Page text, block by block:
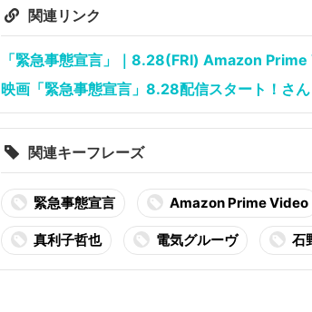
関連リンク
「緊急事態宣言」｜8.28(FRI) Amazon
映画「緊急事態宣言」8.28配信スタート！さ
関連キーフレーズ
緊急事態宣言 Amazon Prime Video
真利子哲也 電気グルーヴ 石